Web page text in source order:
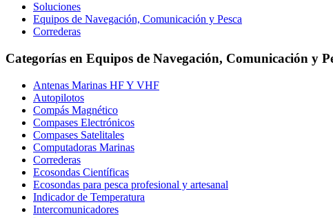
Soluciones
Equipos de Navegación, Comunicación y Pesca
Correderas
Categorías en Equipos de Navegación, Comunicación y
Antenas Marinas HF Y VHF
Autopilotos
Compás Magnético
Compases Electrónicos
Compases Satelitales
Computadoras Marinas
Correderas
Ecosondas Científicas
Ecosondas para pesca profesional y artesanal
Indicador de Temperatura
Intercomunicadores